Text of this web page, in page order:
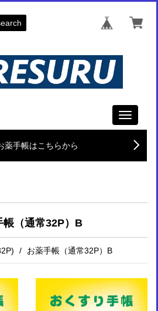
Toggle
薬手帳はこちらから
帳（通常32P）B
お薬手帳（通常32P）B